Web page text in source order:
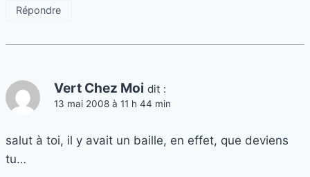
Répondre
Vert Chez Moi dit :
13 mai 2008 à 11 h 44 min
salut à toi, il y avait un baille, en effet, que deviens
tu…